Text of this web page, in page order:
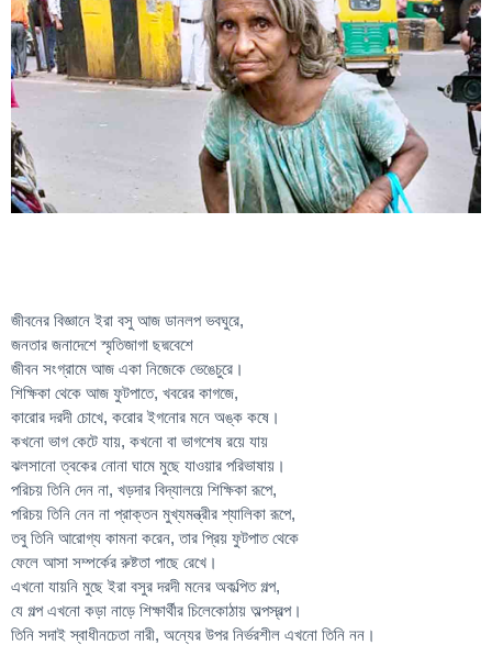
জীবনের বিজ্ঞানে ইরা বসু আজ ডানলপ ভবঘুরে,
জনতার জনাদেশে স্মৃতিজাগা ছদ্মবেশে
জীবন সংগ্রামে আজ একা নিজেকে ভেঙেচুরে।
শিক্ষিকা থেকে আজ ফুটপাতে, খবরের কাগজে,
কারোর দরদী চোখে, করোর ইগনোর মনে অঙ্ক কষে।
কখনো ভাগ কেটে যায়, কখনো বা ভাগশেষ রয়ে যায়
ঝলসানো ত্বকের নোনা ঘামে মুছে যাওয়ার পরিভাষায়।
পরিচয় তিনি দেন না, খড়দার বিদ্যালয়ে শিক্ষিকা রূপে,
পরিচয় তিনি নেন না প্রাক্তন মুখ্যমন্ত্রীর শ্যালিকা রূপে,
তবু তিনি আরোগ্য কামনা করেন, তার প্রিয় ফুটপাত থেকে
ফেলে আসা সম্পর্কের রুষ্টতা পাছে রেখে।
এখনো যায়নি মুছে ইরা বসুর দরদী মনের অকল্পিত গল্প,
যে গল্প এখনো কড়া নাড়ে শিক্ষার্থীর চিলেকোঠায় অল্পস্বল্প।
তিনি সদাই স্বাধীনচেতা নারী, অন্যের উপর নির্ভরশীল এখনো তিনি নন।